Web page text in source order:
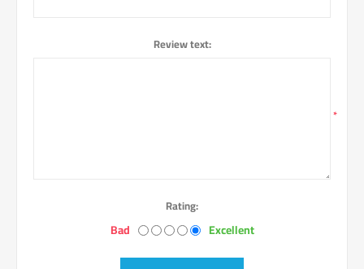
Review text:
*
Rating:
Bad Excellent